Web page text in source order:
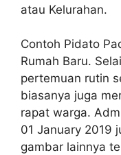
atau Kelurahan.
Contoh Pidato
Rumah Baru.
pertemuan rutin
biasanya juga
rapat warga.
01 January 2019
gambar lainnya